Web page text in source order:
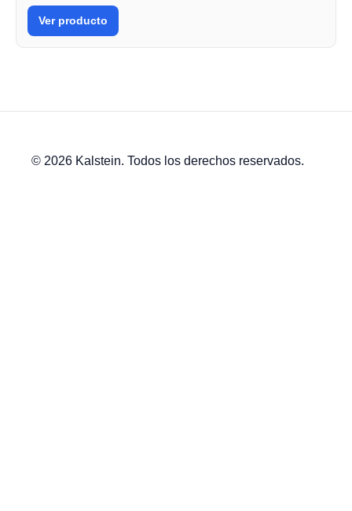
Ver producto
© 2026 Kalstein. Todos los derechos reservados.